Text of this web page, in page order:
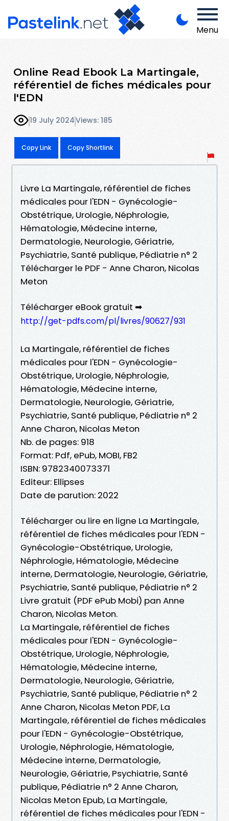
Menu
Online Read Ebook La Martingale,
référentiel de fiches médicales pour
l'EDN
19 July 2024Views: 185
Copy Link Copy Shortlink
Livre La Martingale, référentiel de fiches
médicales pour l'EDN - Gynécologie-
Obstétrique, Urologie, Néphrologie,
Hématologie, Médecine interne,
Dermatologie, Neurologie, Gériatrie,
Psychiatrie, Santé publique, Pédiatrie n° 2
Télécharger le PDF - Anne Charon, Nicolas
Meton
Télécharger eBook gratuit ➡
http://get-pdfs.com/pl/livres/90627/931
La Martingale, référentiel de fiches
médicales pour l'EDN - Gynécologie-
Obstétrique, Urologie, Néphrologie,
Hématologie, Médecine interne,
Dermatologie, Neurologie, Gériatrie,
Psychiatrie, Santé publique, Pédiatrie n° 2
Anne Charon, Nicolas Meton
Nb. de pages: 918
Format: Pdf, ePub, MOBI, FB2
ISBN: 9782340073371
Editeur: Ellipses
Date de parution: 2022
Télécharger ou lire en ligne La Martingale,
référentiel de fiches médicales pour l'EDN -
Gynécologie-Obstétrique, Urologie,
Néphrologie, Hématologie, Médecine
interne, Dermatologie, Neurologie, Gériatrie,
Psychiatrie, Santé publique, Pédiatrie n° 2
Livre gratuit (PDF ePub Mobi) pan Anne
Charon, Nicolas Meton.
La Martingale, référentiel de fiches
médicales pour l'EDN - Gynécologie-
Obstétrique, Urologie, Néphrologie,
Hématologie, Médecine interne,
Dermatologie, Neurologie, Gériatrie,
Psychiatrie, Santé publique, Pédiatrie n° 2
Anne Charon, Nicolas Meton PDF, La
Martingale, référentiel de fiches médicales
pour l'EDN - Gynécologie-Obstétrique,
Urologie, Néphrologie, Hématologie,
Médecine interne, Dermatologie,
Neurologie, Gériatrie, Psychiatrie, Santé
publique, Pédiatrie n° 2 Anne Charon,
Nicolas Meton Epub, La Martingale,
référentiel de fiches médicales pour l'EDN -